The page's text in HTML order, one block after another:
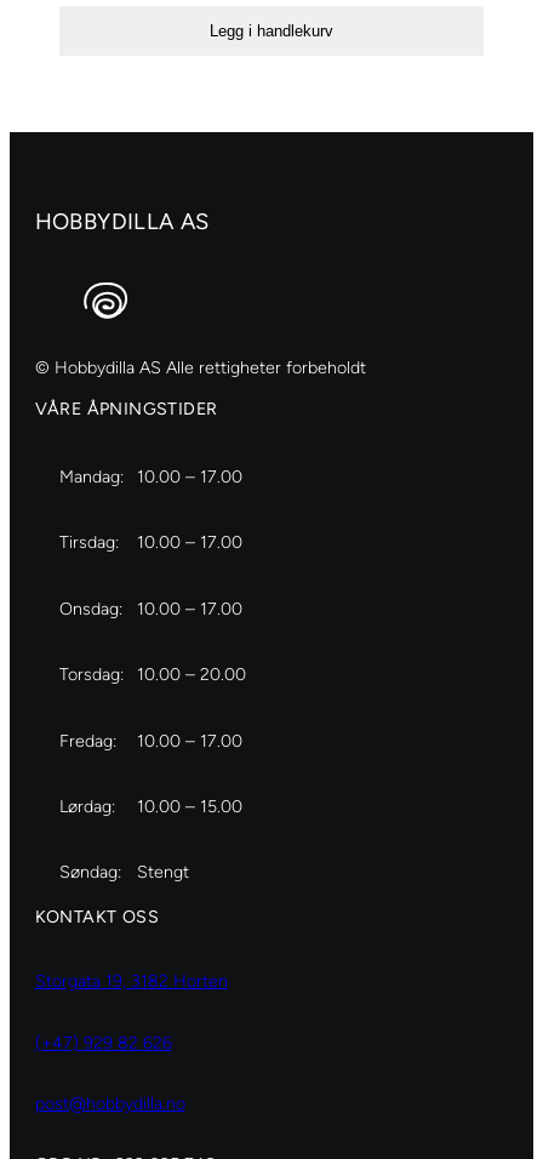
Legg i handlekurv
HOBBYDILLA AS
© Hobbydilla AS Alle rettigheter forbeholdt
VÅRE ÅPNINGSTIDER
Mandag: 10.00 – 17.00
Tirsdag: 10.00 – 17.00
Onsdag: 10.00 – 17.00
Torsdag: 10.00 – 20.00
Fredag: 10.00 – 17.00
Lørdag: 10.00 – 15.00
Søndag: Stengt
KONTAKT OSS
Storgata 19, 3182 Horten
(+47) 929 82 626
post@hobbydilla.no